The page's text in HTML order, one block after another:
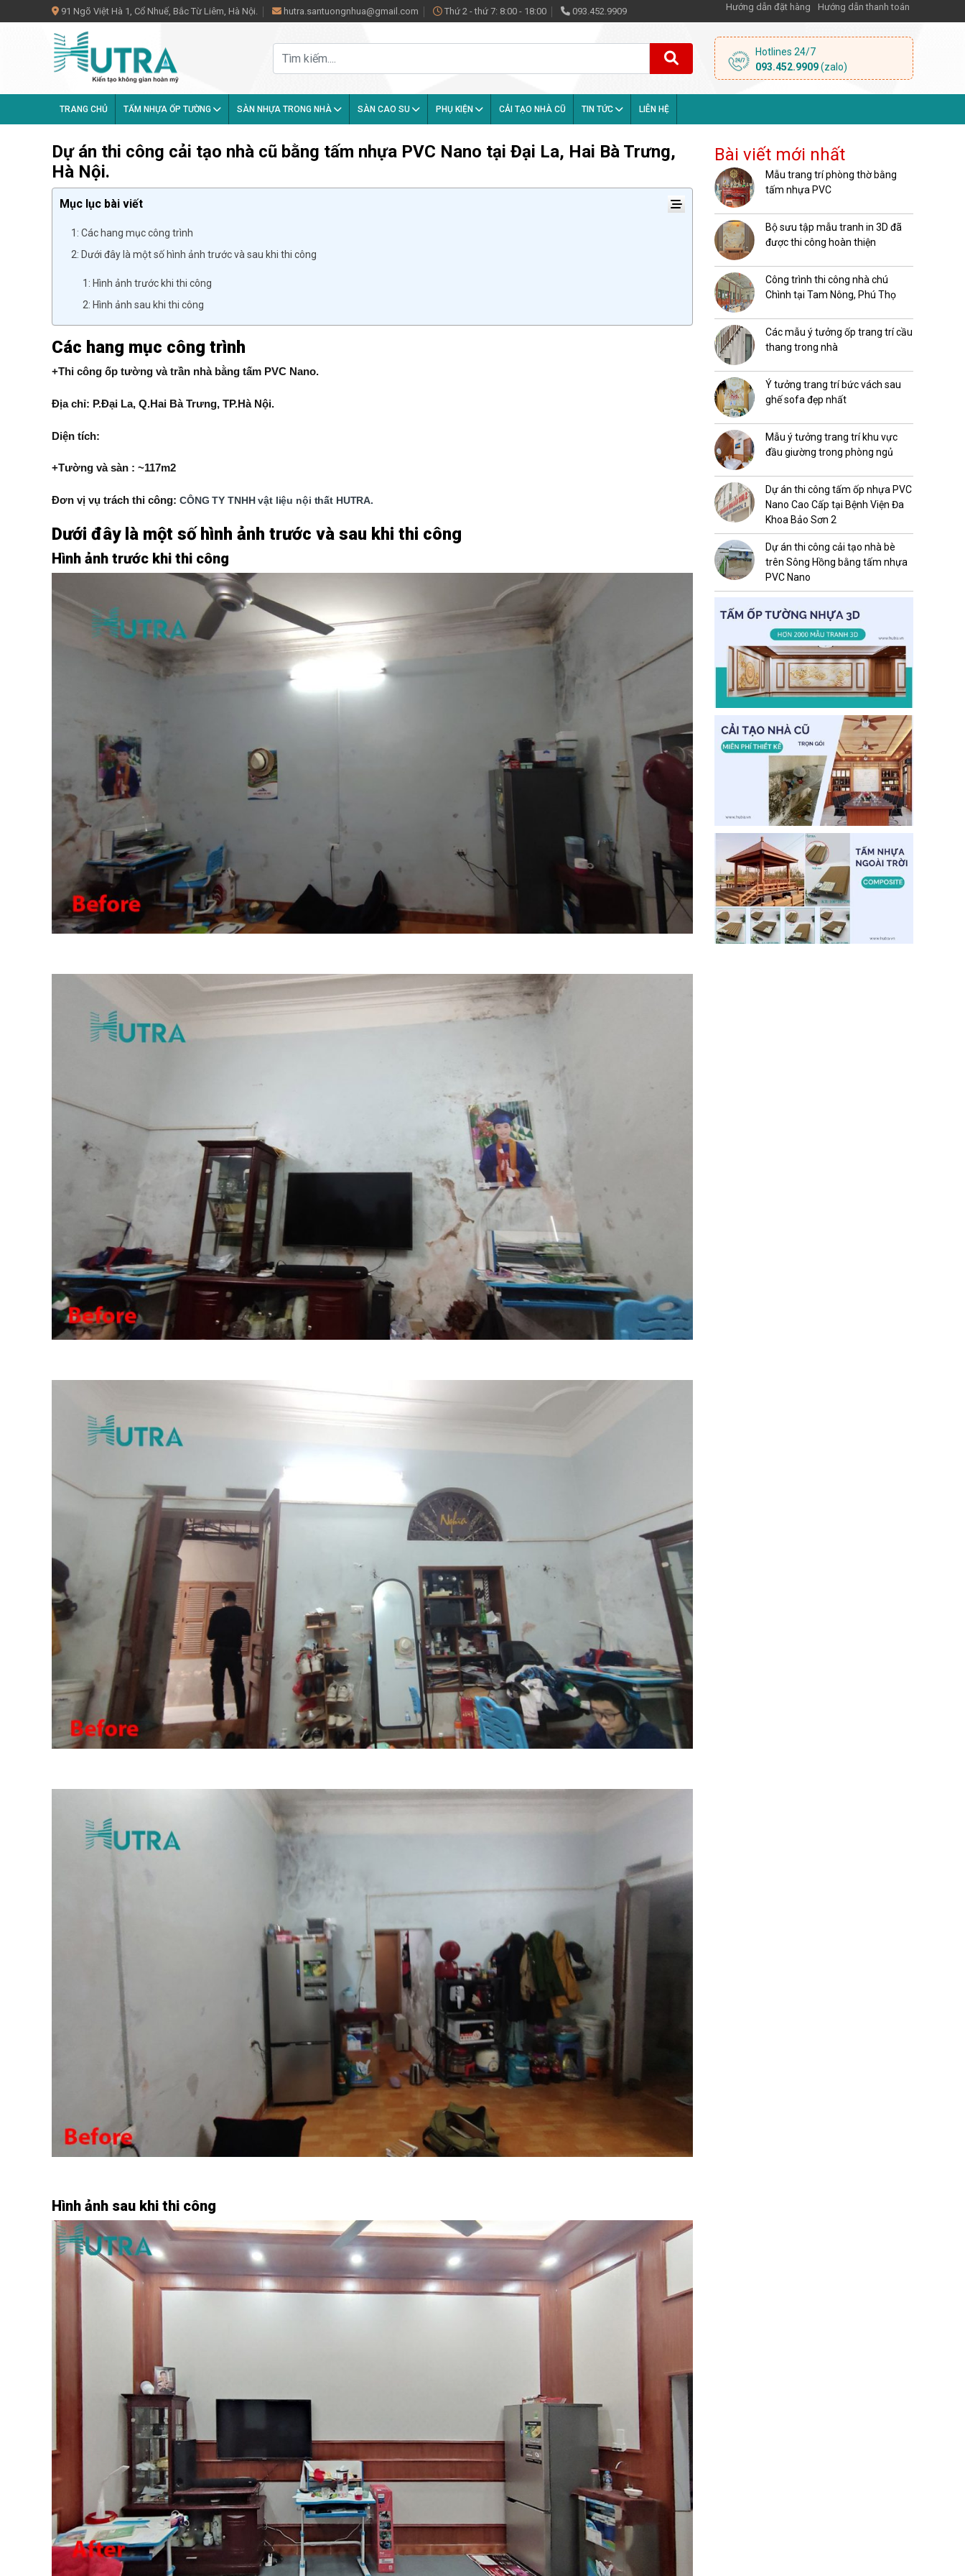
91 Ngõ Việt Hà 1, Cổ Nhuế, Bắc Từ Liêm, Hà Nội. hutra.santuongnhua@gmail.com Thứ 2 - thứ 7: 8:00 - 18:00 093.452.9909 Hướng dẫn đặt hàng Hướng dẫn thanh toán
Hotlines 24/7
093.452.9909(zalo)
TRANG CHỦ TẤM NHỰA ỐP TƯỜNG SÀN NHỰA TRONG NHÀ SÀN CAO SU PHỤ KIỆN CẢI TẠO NHÀ CŨ TIN TỨC LIÊN HỆ
Dự án thi công cải tạo nhà cũ bằng tấm nhựa PVC Nano tại Đại La, Hai Bà Trưng,
Hà Nội.
Mục lục bài viết
1: Các hang mục công trình
2: Dưới đây là một số hình ảnh trước và sau khi thi công
1: Hình ảnh trước khi thi công
2: Hình ảnh sau khi thi công
Các hang mục công trình
+Thi công ốp tường và trần nhà bằng tấm PVC Nano.
Địa chỉ: P.Đại La, Q.Hai Bà Trưng, TP.Hà Nội.
Diện tích:
+Tường và sàn : ~117m2
Đơn vị vụ trách thi công: CÔNG TY TNHH vật liệu nội thất HUTRA.
Dưới đây là một số hình ảnh trước và sau khi thi công
Hình ảnh trước khi thi công
Hình ảnh sau khi thi công
Bài viết mới nhất
Mẫu trang trí phòng thờ bằng
tấm nhựa PVC
Bộ sưu tập mẫu tranh in 3D đã
được thi công hoàn thiện
Công trình thi công nhà chú
Chình tại Tam Nông, Phú Thọ
Các mẫu ý tưởng ốp trang trí cầu
thang trong nhà
Ý tưởng trang trí bức vách sau
ghế sofa đẹp nhất
Mẫu ý tưởng trang trí khu vực
đầu giường trong phòng ngủ
Dự án thi công tấm ốp nhựa PVC
Nano Cao Cấp tại Bệnh Viện Đa
Khoa Bảo Sơn 2
Dự án thi công cải tạo nhà bè
trên Sông Hồng bằng tấm nhựa
PVC Nano